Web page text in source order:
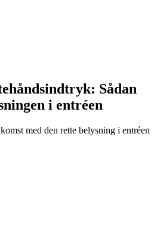
Sådan
i entréen
med den rette belysning i entréen